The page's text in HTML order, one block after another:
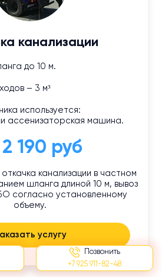
Позвонить
+7 925 911-82-48
канализации
до 10 м.
– 3 м³
используется:
ассенизаторская машина.
190 руб
канализации в частном
шланга длиной 10 м, вывоз
согласно установленному
объему.
услугу